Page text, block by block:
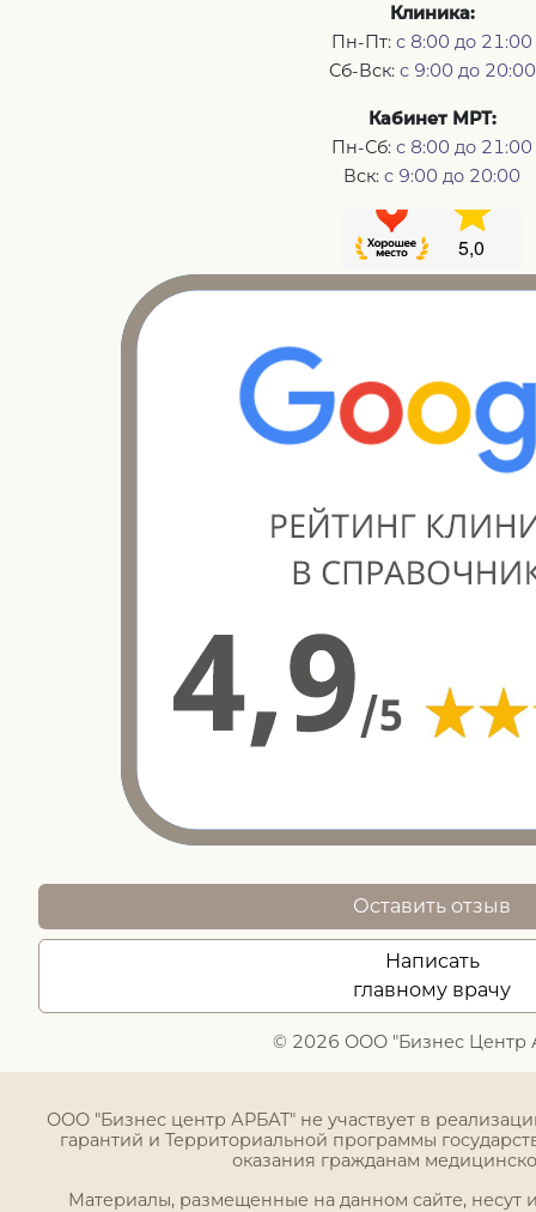
Клиника:
Пн-Пт: с 8:00 до 21:00
Сб-Вск: с 9:00 до 20:00
Кабинет МРТ:
Пн-Сб: с 8:00 до 21:00
Вск: с 9:00 до 20:00
© 2026 ООО "Бизнес Центр
Оставить отзыв
Написать
главному врачу
ООО "Бизнес центр АРБАТ" не участвует в
гарантий и Территориальной программы
оказания гражданам
Материалы, размещенные на данном сайте, несут